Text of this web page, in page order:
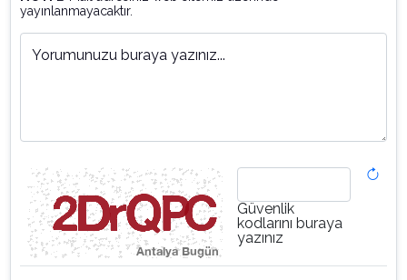
yayınlanmayacaktır.
Yorumunuzu buraya yazınız...
Güvenlik
kodlarını buraya
yazınız